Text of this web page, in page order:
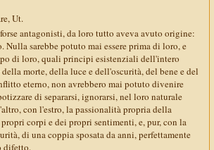
Ut.
antagonisti, da loro tutto aveva avuto origine:
sarebbe potuto mai essere prima di loro, e
di loro, quali principi esistenziali dell'intero
morte, della luce e dell'oscurità, del bene e del
eterno, non avrebbero mai potuto divenire
di separarsi, ignorarsi, nel loro naturale
con l'estro, la passionalità propria della
corpi e dei propri sentimenti, e, pur, con la
di una coppia sposata da anni, perfettamente
difetto.